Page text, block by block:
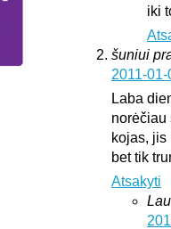
iki
šuniui
2011-
Laba
norėčiau
kojas,
bet tik
Atsakyti